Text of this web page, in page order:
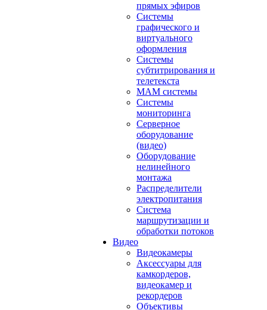
прямых эфиров
Системы
графического и
виртуального
оформления
Системы
субтитрирования и
телетекста
MAM системы
Системы
мониторинга
Серверное
оборудование
(видео)
Оборудование
нелинейного
монтажа
Распределители
электропитания
Система
маршрутизации и
обработки потоков
Видео
Видеокамеры
Аксессуары для
камкордеров,
видеокамер и
рекордеров
Объективы